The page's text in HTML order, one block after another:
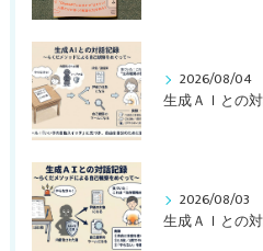
2026/08/04
2026/08/03